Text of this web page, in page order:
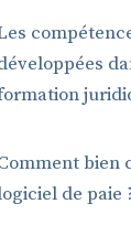
bien
de paie